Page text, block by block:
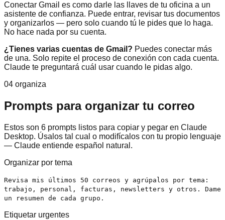
Conectar Gmail es como darle las llaves de tu oficina a un
asistente de confianza. Puede entrar, revisar tus documentos
y organizarlos — pero solo cuando tú le pides que lo haga.
No hace nada por su cuenta.
¿Tienes varias cuentas de Gmail? Puedes conectar más
de una. Solo repite el proceso de conexión con cada cuenta.
Claude te preguntará cuál usar cuando le pidas algo.
04 organiza
Prompts para organizar tu correo
Estos son 6 prompts listos para copiar y pegar en Claude
Desktop. Úsalos tal cual o modifícalos con tu propio lenguaje
— Claude entiende español natural.
Organizar por tema
Revisa mis últimos 50 correos y agrúpalos por tema:
trabajo, personal, facturas, newsletters y otros. Dame
un resumen de cada grupo.
Etiquetar urgentes